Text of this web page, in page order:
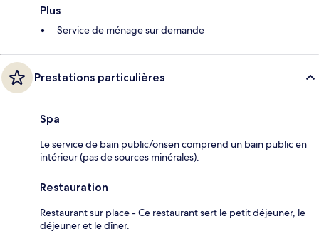
Plus
Service de ménage sur demande
Prestations particulières
Spa
Le service de bain public/onsen comprend un bain public en
intérieur (pas de sources minérales).
Restauration
Restaurant sur place - Ce restaurant sert le petit déjeuner, le
déjeuner et le dîner.